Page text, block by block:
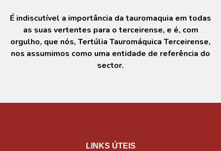
É indiscutível a importância da tauromaquia em todas
as suas vertentes para o terceirense, e é, com
orgulho, que nós, Tertúlia Tauromáquica Terceirense,
nos assumimos como uma entidade de referência do
sector.
LINKS ÚTEIS